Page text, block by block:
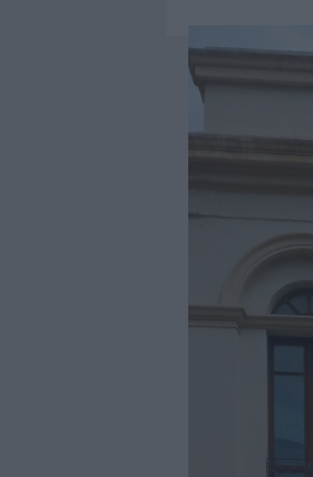
5 AGOSTO 2026 |